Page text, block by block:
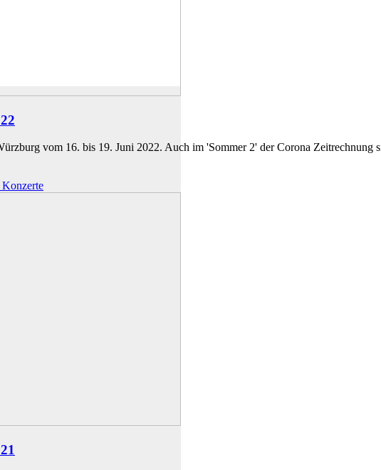
vom 16. bis 19. Juni 2022. Auch im 'Sommer 2' der Corona Zeitrechnung